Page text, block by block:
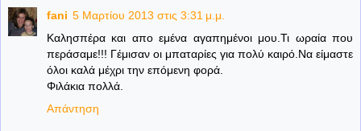
fani 5 Μαρτίου 2013 στις 3:31 μ.μ.
Καλησπέρα και απο εμένα αγαπημένοι μου.Τι ωραία που
περάσαμε!!! Γέμισαν οι μπαταρίες για πολύ καιρό.Να είμαστε
όλοι καλά μέχρι την επόμενη φορά.
Φιλάκια πολλά.
Απάντηση